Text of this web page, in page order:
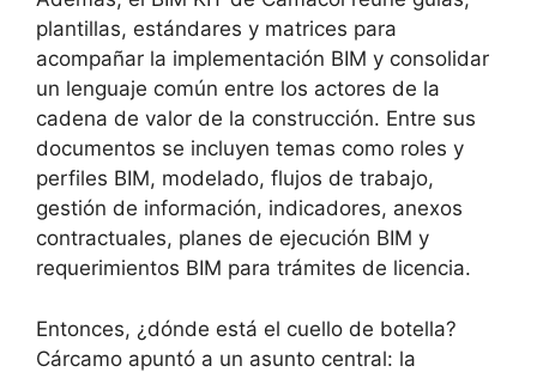
plantillas, estándares y matrices para
acompañar la implementación BIM y consolidar
un lenguaje común entre los actores de la
cadena de valor de la construcción. Entre sus
documentos se incluyen temas como roles y
perfiles BIM, modelado, flujos de trabajo,
gestión de información, indicadores, anexos
contractuales, planes de ejecución BIM y
requerimientos BIM para trámites de licencia.
Entonces, ¿dónde está el cuello de botella?
Cárcamo apuntó a un asunto central: la